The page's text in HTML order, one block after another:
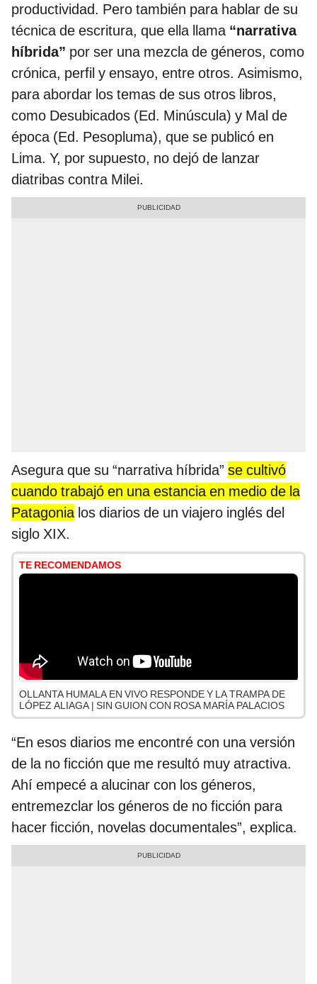
productividad. Pero también para hablar de su
técnica de escritura, que ella llama “narrativa
híbrida” por ser una mezcla de géneros, como
crónica, perfil y ensayo, entre otros. Asimismo,
para abordar los temas de sus otros libros,
como Desubicados (Ed. Minúscula) y Mal de
época (Ed. Pesopluma), que se publicó en
Lima. Y, por supuesto, no dejó de lanzar
diatribas contra Milei.
Asegura que su “narrativa híbrida” se cultivó
cuando trabajó en una estancia en medio de la
Patagonialos diarios de un viajero inglés del
siglo XIX.
TE RECOMENDAMOS
OLLANTA HUMALA EN VIVO RESPONDE Y LA TRAMPA DE
LÓPEZ ALIAGA | SIN GUION CON ROSA MARÍA PALACIOS
“En esos diarios me encontré con una versión
de la no ficción que me resultó muy atractiva.
Ahí empecé a alucinar con los géneros,
entremezclar los géneros de no ficción para
hacer ficción, novelas documentales”, explica.